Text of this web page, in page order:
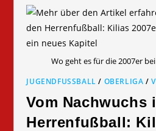
Wo geht es für die 2007er
JUGENDFUSSBALL / OBERLIGA /
Vom Nachwuchs
Herrenfußball: